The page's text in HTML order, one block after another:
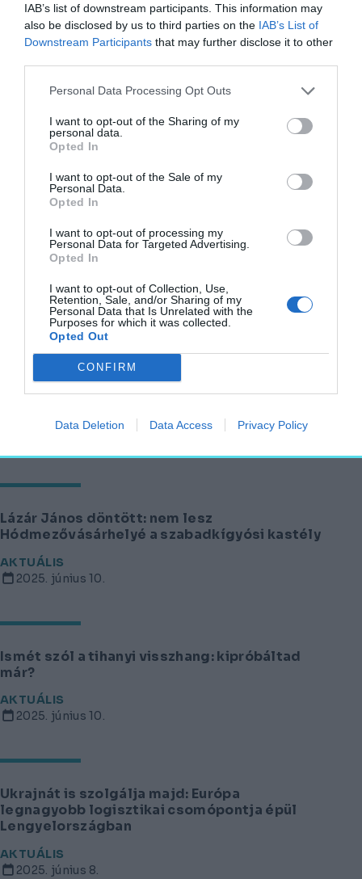
IAB’s list of downstream participants. This information may
also be disclosed by us to third parties on the IAB’s List of
Downstream Participants that may further disclose it to other
Personal Data Processing Opt Outs
I want to opt-out of the Sharing of my
personal data.
Opted In
I want to opt-out of the Sale of my
Personal Data.
Opted In
I want to opt-out of processing my
Personal Data for Targeted Advertising.
Opted In
I want to opt-out of Collection, Use,
Retention, Sale, and/or Sharing of my
Personal Data that Is Unrelated with the
Purposes for which it was collected.
Opted Out
CONFIRM
Data Deletion Data Access Privacy Policy
AKTUÁLIS
2025. június 11.
Felvidéken
AKTUÁLIS
Eldőlt: Gödöllőre költözik a Mezőgazdasági
Múzeum
AKTUÁLIS
2025. június 11.
Parkká alakítottak egy országutat San
Franciscóban
AKTUÁLIS
Lázár János döntött: nem lesz
Hódmezővásárhelyé a szabadkígyósi kastély
AKTUÁLIS
2025. június 10.
Ismét szól a tihanyi visszhang: kipróbáltad
már?
AKTUÁLIS
2025. június 10.
Ukrajnát is szolgálja majd: Európa
legnagyobb logisztikai csomópontja épül
Lengyelországban
AKTUÁLIS
2025. június 8.